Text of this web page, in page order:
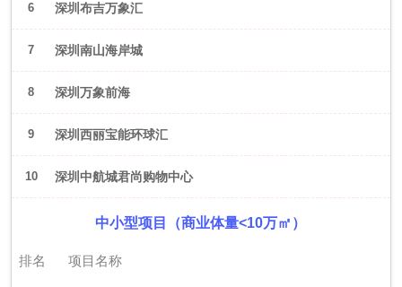
6 深圳布吉万象汇
7 深圳南山海岸城
8 深圳万象前海
9 深圳西丽宝能环球汇
10 深圳中航城君尚购物中心
中小型项目（商业体量<10万㎡）
排名 项目名称